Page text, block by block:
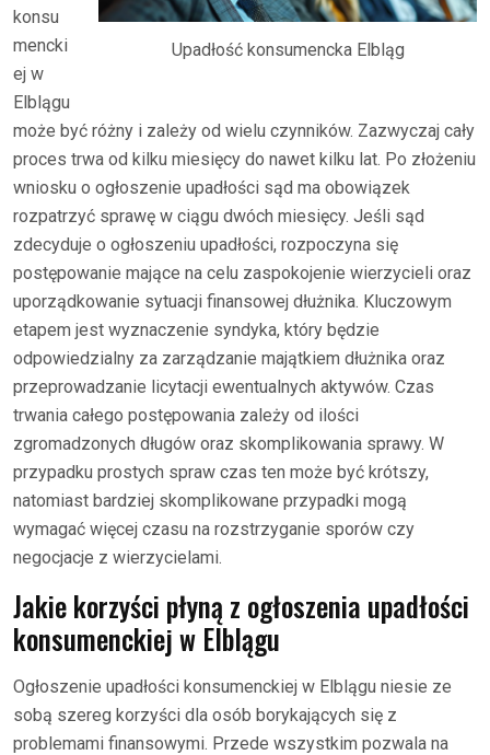
Upadłość konsumencka Elbląg
konsu
mencki
ej w
Elblągu
może być różny i zależy od wielu czynników. Zazwyczaj cały
proces trwa od kilku miesięcy do nawet kilku lat. Po złożeniu
wniosku o ogłoszenie upadłości sąd ma obowiązek
rozpatrzyć sprawę w ciągu dwóch miesięcy. Jeśli sąd
zdecyduje o ogłoszeniu upadłości, rozpoczyna się
postępowanie mające na celu zaspokojenie wierzycieli oraz
uporządkowanie sytuacji finansowej dłużnika. Kluczowym
etapem jest wyznaczenie syndyka, który będzie
odpowiedzialny za zarządzanie majątkiem dłużnika oraz
przeprowadzanie licytacji ewentualnych aktywów. Czas
trwania całego postępowania zależy od ilości
zgromadzonych długów oraz skomplikowania sprawy. W
przypadku prostych spraw czas ten może być krótszy,
natomiast bardziej skomplikowane przypadki mogą
wymagać więcej czasu na rozstrzyganie sporów czy
negocjacje z wierzycielami.
Jakie korzyści płyną z ogłoszenia upadłości
konsumenckiej w Elblągu
Ogłoszenie upadłości konsumenckiej w Elblągu niesie ze
sobą szereg korzyści dla osób borykających się z
problemami finansowymi. Przede wszystkim pozwala na